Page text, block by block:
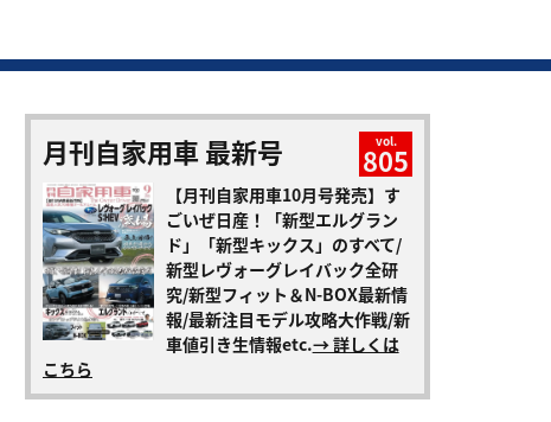
月刊自家用車 最新号 vol.
805
【月刊自家用車10月号発売】す
ごいぜ日産！「新型エルグラン
ド」「新型キックス」のすべて/
新型レヴォーグレイバック全研
究/新型フィット＆N-BOX最新情
報/最新注目モデル攻略大作戦/新
車値引き生情報etc.→ 詳しくは
こちら